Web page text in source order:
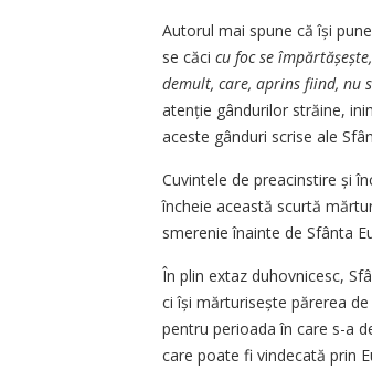
Autorul mai spune că își
se căci cu foc se
demult, care, aprins fiind, nu
atenție gândurilor străine,
aceste gânduri scrise ale
Cuvintele de preacinstire și
încheie această scurtă
smerenie ­înainte de Sfânta
În plin extaz duhovnicesc,
ci își mărturisește părerea
pentru perioada în care s-a
care poate fi vindecată prin